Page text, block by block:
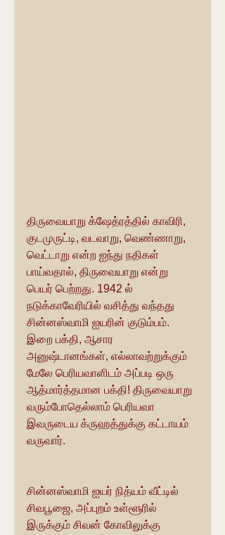
திருவையாறு க்ஷேத்ரத்தில் காவிரி,
குடமுருட்டி, வடவாறு, வெண்ணாறு,
வெட்டாறு என்ற ஐந்து நதிகள்
பாய்வதால், திருவையாறு என்று
பெயர் பெற்றது. 1942 ல்
நடுக்காவேரியில் வசித்து வந்தது
சின்னஸ்வாமி ஐயரின் குடும்பம்.
இறை பக்தி, ஆசார
அனுஷ்டானங்கள், எல்லாவற்றுக்கும்
மேலே பெரியவாளிடம் அப்படி ஒரு
ஆத்மார்த்தமான பக்தி! திருவையாறு
வரும்போதெல்லாம் பெரியவா
இவருடைய க்ருஹத்துக்கு கட்டாயம்
வருவார்.
சின்னஸ்வாமி ஐயர் நித்யம் வீட்டில்
சிவபூஜை, அப்புறம் உள்ளூரில்
இருக்கும் சிவன் கோவிலுக்கு